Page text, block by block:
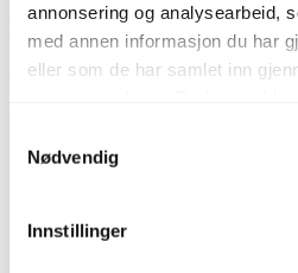
annonsering og analysearbeid,
med annen informasjon du har
eller som de har samlet inn
Nødvendig
Innstillinger
Kontaktinformasjon
Telefon:48514185